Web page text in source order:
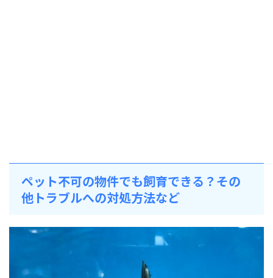
ペット不可の物件でも飼育できる？その
他トラブルへの対処方法など